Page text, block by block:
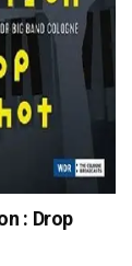
: Drop